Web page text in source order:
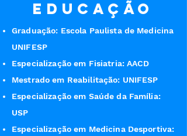
EDUCAÇÃO
Graduação: Escola Paulista de Medicina
UNIFESP
Especialização em Fisiatria: AACD
Mestrado em Reabilitação: UNIFESP
Especialização em Saúde da Família:
USP
Especialização em Medicina Desportiva: